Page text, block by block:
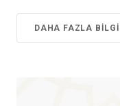
DAHA FAZLA